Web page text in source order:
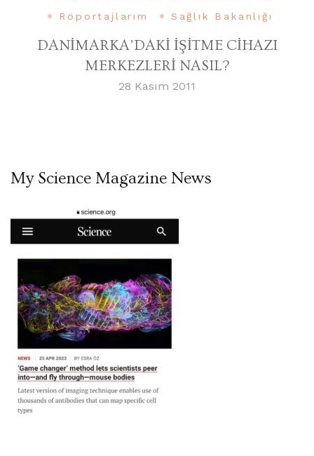
Röportajlarım
Sağlık Bakanlığı
DANİMARKA’DAKİ İŞİTME CİHAZI
MERKEZLERİ NASIL?
28 Kasım 2011
My Science Magazine News